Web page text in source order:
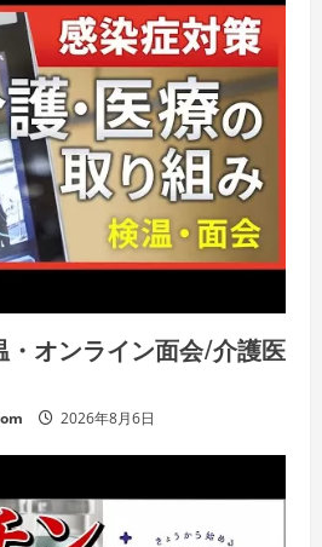
・オンライン面会/介護医
2026年8月6日